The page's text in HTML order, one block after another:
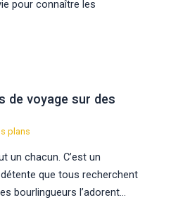
pour connaître les
de voyage sur des
plans
un chacun. C’est un
que tous recherchent
bourlingueurs l’adorent…